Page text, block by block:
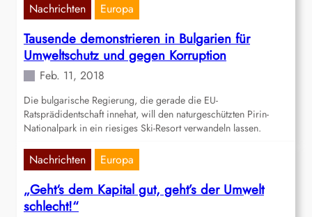
Nachrichten Europa
Tausende demonstrieren in Bulgarien für
Umweltschutz und gegen Korruption
Feb. 11, 2018
Die bulgarische Regierung, die gerade die EU-
Ratsprädidentschaft innehat, will den naturgeschützten Pirin-
Nationalpark in ein riesiges Ski-Resort verwandeln lassen.
Nachrichten Europa
„Geht‘s dem Kapital gut, geht’s der Umwelt
schlecht!“